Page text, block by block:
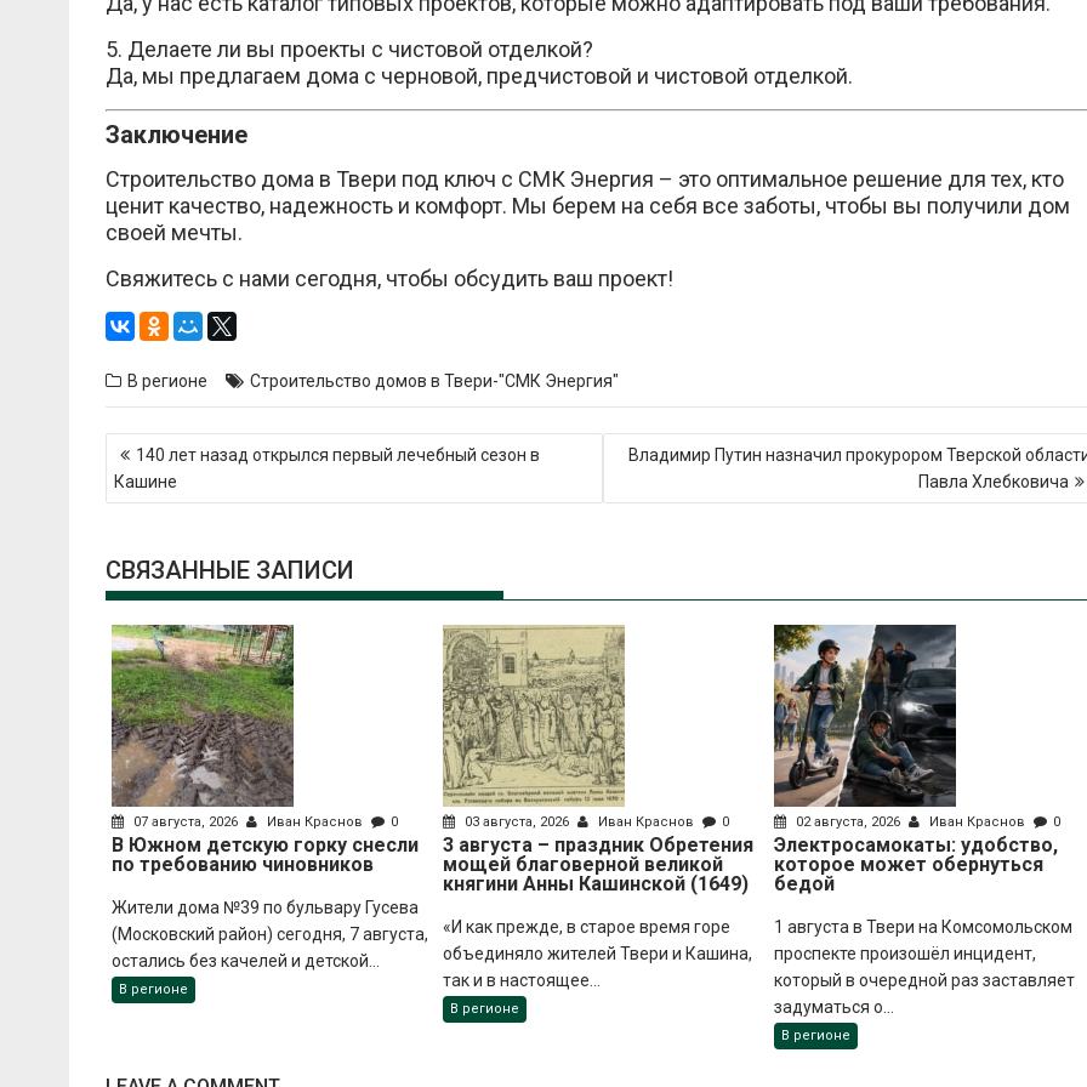
5. Делаете ли вы проекты с чистовой отделкой?
Да, мы предлагаем дома с черновой, предчистовой и чистовой отделкой.
Заключение
Строительство дома в Твери под ключ с СМК Энергия – это оптимальное решение для тех, кто
ценит качество, надежность и комфорт. Мы берем на себя все заботы, чтобы вы получили дом
своей мечты.
Свяжитесь с нами сегодня, чтобы обсудить ваш проект!
В регионе Строительство домов в Твери-"СМК Энергия"
Навигация
по
записям
140 лет назад открылся первый лечебный сезон в
Кашине
Владимир Путин назначил прокурором Тверской
Павла Хлебковича
СВЯЗАННЫЕ ЗАПИСИ
07 августа, 2026 Иван Краснов 0
В Южном детскую горку снесли
по требованию чиновников
Жители дома №39 по бульвару Гусева
(Московский район) сегодня, 7 августа,
остались без качелей и детской...
В регионе
03 августа, 2026 Иван Краснов 0
3 августа – праздник Обретения
мощей благоверной великой
княгини Анны Кашинской (1649)
«И как прежде, в старое время горе
объединяло жителей Твери и Кашина,
так и в настоящее...
В регионе
02 августа, 2026 Иван Краснов 0
Электросамокаты: удобство,
которое может обернуться
бедой
1 августа в Твери на Комсомольском
проспекте произошёл инцидент,
который в очередной раз заставляет
задуматься о...
В регионе